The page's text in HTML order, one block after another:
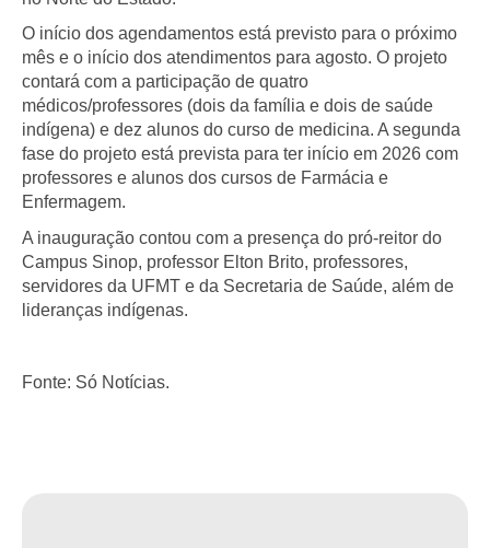
O início dos agendamentos está previsto para o próximo
mês e o início dos atendimentos para agosto. O projeto
contará com a participação de quatro
médicos/professores (dois da família e dois de saúde
indígena) e dez alunos do curso de medicina. A segunda
fase do projeto está prevista para ter início em 2026 com
professores e alunos dos cursos de Farmácia e
Enfermagem.
A inauguração contou com a presença do pró-reitor do
Campus Sinop, professor Elton Brito, professores,
servidores da UFMT e da Secretaria de Saúde, além de
lideranças indígenas.
Fonte: Só Notícias.